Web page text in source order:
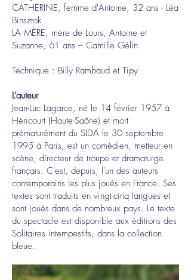
CATHERINE, femme d'Antoine, 32 ans - Léa
Binsztok
LA MÈRE, mère de Louis, Antoine et
Suzanne, 61 ans – Camille Gélin
Technique : Billy Rambaud et Tipy
L’auteur
Jean-Luc Lagarce, né le 14 février 1957 à
Héricourt (Haute-Saône) et mort
prématurément du SIDA le 30 septembre
1995 à Paris, est un comédien, metteur en
scène, directeur de troupe et dramaturge
français. C'est, depuis, l'un des auteurs
contemporains les plus joués en France. Ses
textes sont traduits en vingt-cinq langues et
sont joués dans de nombreux pays. Le texte
du spectacle est disponible aux éditions des
Solitaires intempestifs, dans la collection
bleue.